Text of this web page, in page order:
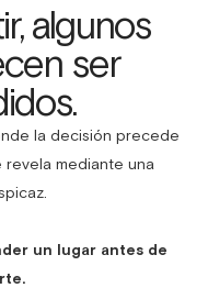
algunos
ser
la decisión precede
mediante una
un lugar antes de